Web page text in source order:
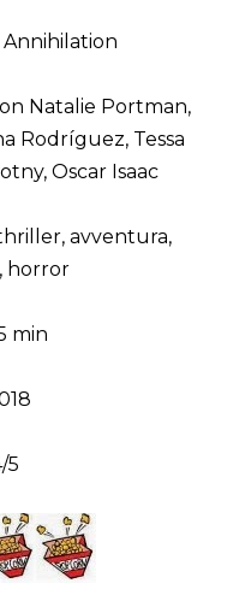
Annihilation
Natalie Portman,
Rodríguez, Tessa
Oscar Isaac
avventura,
horror
min
5